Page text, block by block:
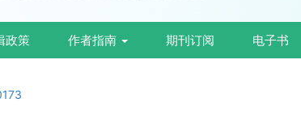
政策 作者指南 期刊订阅 电子书